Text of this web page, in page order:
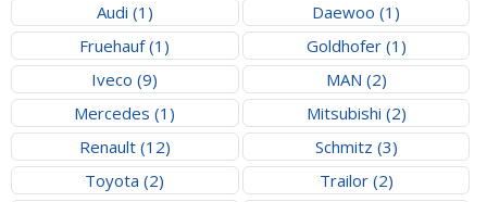
Audi (1)
Daewoo (1)
Fruehauf (1)
Goldhofer (1)
Iveco (9)
MAN (2)
Mercedes (1)
Mitsubishi (2)
Renault (12)
Schmitz (3)
Toyota (2)
Trailor (2)